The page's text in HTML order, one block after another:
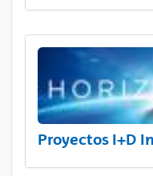
Proyectos I+D